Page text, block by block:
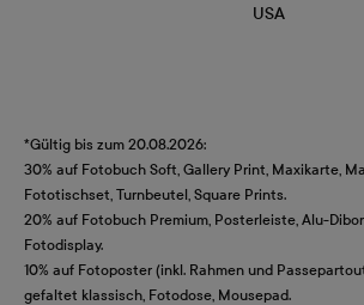
USA
*Gültig bis zum 20.08.2026:
30% auf Fotobuch Soft, Gallery Print, Maxikarte,
Fototischset, Turnbeutel, Square Prints.
20% auf Fotobuch Premium, Posterleiste, Alu-
Fotodisplay.
10% auf Fotoposter (inkl. Rahmen und
gefaltet klassisch, Fotodose, Mousepad.